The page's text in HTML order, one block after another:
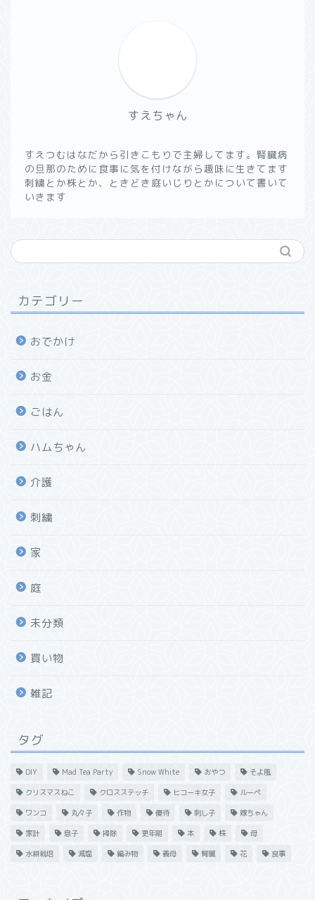
すえちゃん
すえつむはなだから引きこもりで主婦してます。腎臓病
の旦那のために食事に気を付けながら趣味に生きてます
刺繍とか株とか、ときどき庭いじりとかについて書いて
いきます
カテゴリー
おでかけ
お金
ごはん
ハムちゃん
介護
刺繍
家
庭
未分類
買い物
雑記
タグ
DIY Mad Tea Party Snow White おやつ そよ風
クリスマスねこ クロスステッチ ヒコーキ女子 ルーペ
ワンコ 丸々子 作物 優待 刺し子 嫁ちゃん
家計 息子 掃除 更年期 本 株 母
水耕栽培 減塩 編み物 義母 腎臓 花 食事